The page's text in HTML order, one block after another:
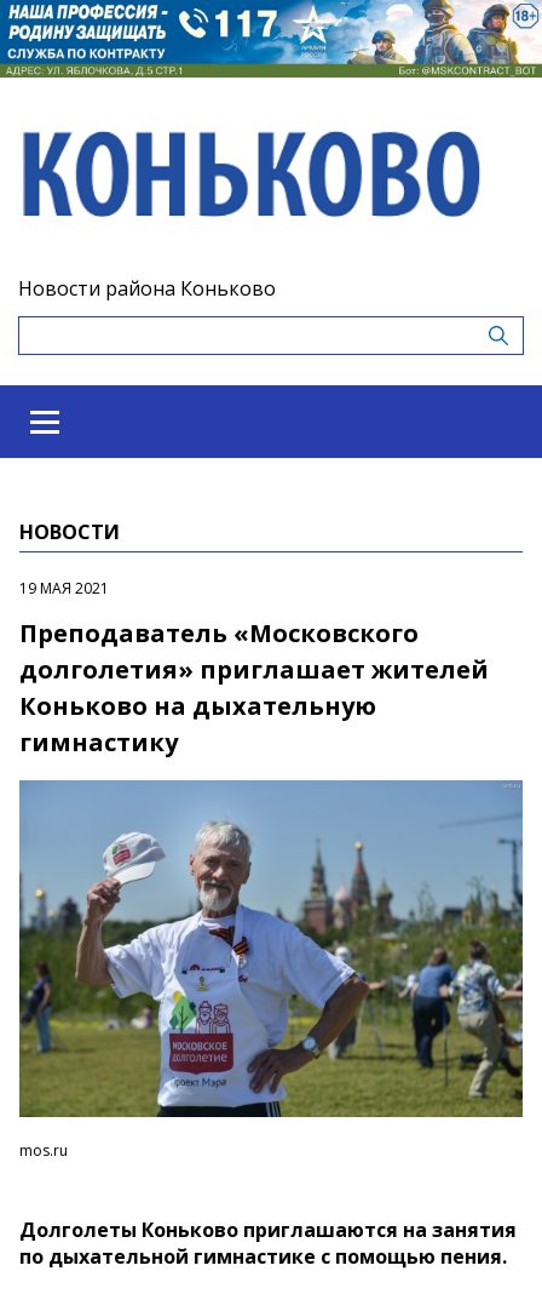
Новости района Коньково
НОВОСТИ
19 МАЯ 2021
Преподаватель «Московского
долголетия» приглашает жителей
Коньково на дыхательную
гимнастику
mos.ru
Долголеты Коньково приглашаются на занятия
по дыхательной гимнастике с помощью пения.